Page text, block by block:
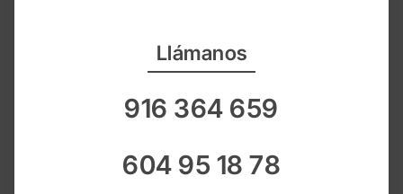
Llámanos
916 364 659
604 95 18 78